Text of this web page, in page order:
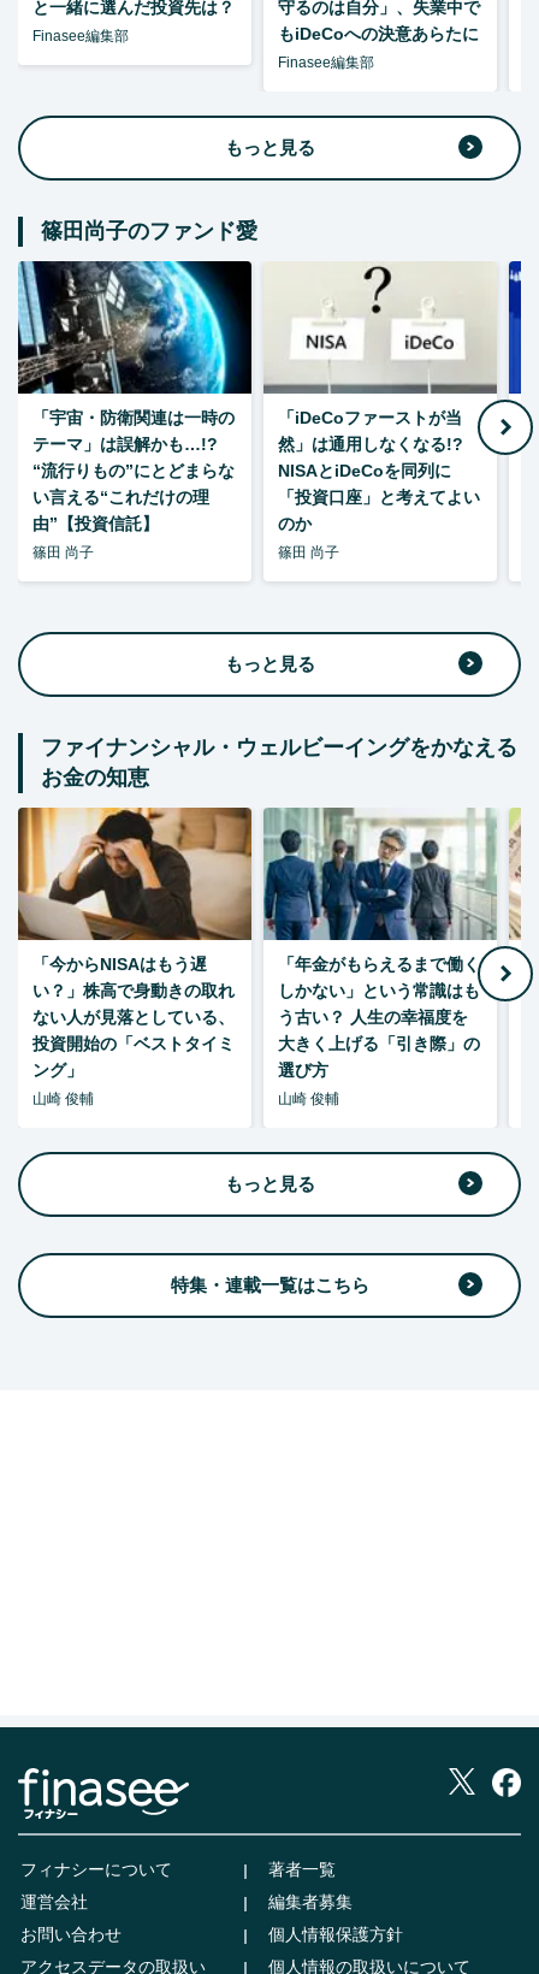
と一緒に選んだ投資先は？
Finasee編集部
守るのは自分」、失業中で
もiDeCoへの決意あらたに
Finasee編集部
もっと見る
篠田尚子のファンド愛
「宇宙・防衛関連は一時の
テーマ」は誤解かも…!?
“流行りもの”にとどまらな
い言える“これだけの理
由”【投資信託】
篠田 尚子
「iDeCoファーストが当
然」は通用しなくなる!?
NISAとiDeCoを同列に
「投資口座」と考えてよい
のか
篠田 尚子
もっと見る
ファイナンシャル・ウェルビーイングをかなえる
お金の知恵
「今からNISAはもう遅
い？」株高で身動きの取れ
ない人が見落としている、
投資開始の「ベストタイミ
ング」
山崎 俊輔
「年金がもらえるまで働く
しかない」という常識はも
う古い？ 人生の幸福度を
大きく上げる「引き際」の
選び方
山崎 俊輔
もっと見る
特集・連載一覧はこちら
フィナシーについて
著者一覧
運営会社
編集者募集
お問い合わせ
個人情報保護方針
アクセスデータの取扱い
個人情報の取扱いについて